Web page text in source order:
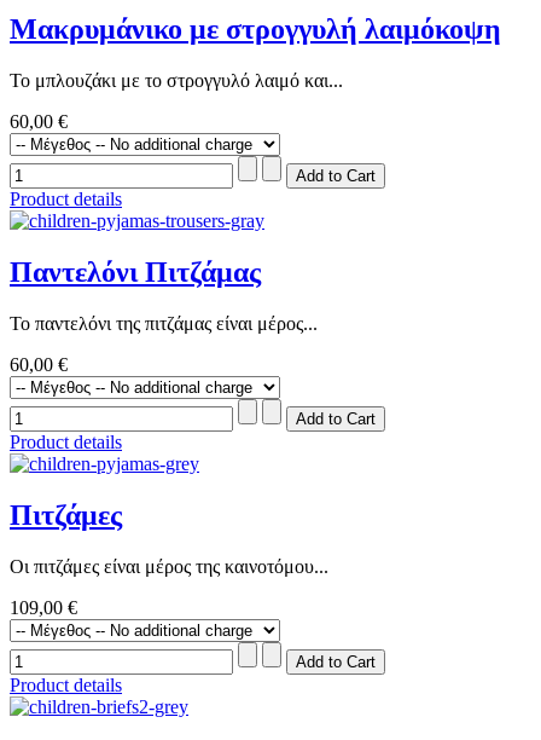
Μακρυμάνικο με στρογγυλή λαιμόκοψη
Το μπλουζάκι με το στρογγυλό λαιμό και...
60,00 €
Product details
Παντελόνι Πιτζάμας
Το παντελόνι της πιτζάμας είναι μέρος...
60,00 €
Product details
Πιτζάμες
Οι πιτζάμες είναι μέρος της καινοτόμου...
109,00 €
Product details